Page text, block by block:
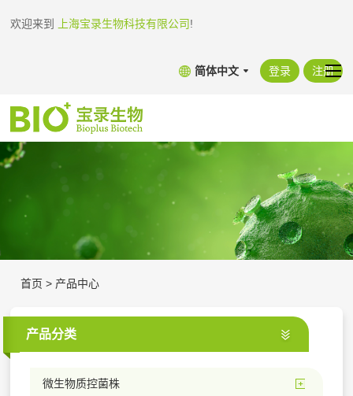
欢迎来到 上海宝录生物科技有限公司!
简体中文 登录 注册
首页 > 产品中心
产品分类
微生物质控菌株